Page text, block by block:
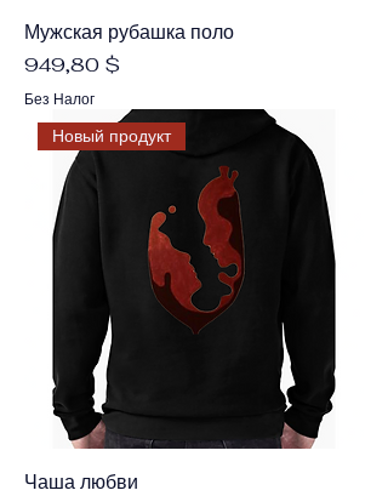
Мужская рубашка поло
Цена
949,80 $
Без Налог
Новый продукт
Чаша любви